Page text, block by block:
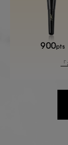
900 pts